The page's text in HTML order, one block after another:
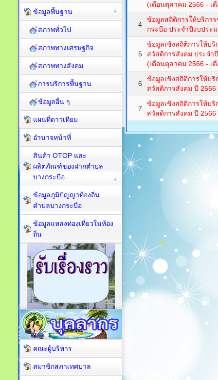
(เดือนตุลาคม 2566 - เ
4
ข้อมูลสถิติการให้บริกา
กระบือ ประจำปีงบประ
5
ข้อมูลเชิงสถิติการให้บ
สวัสดิการสังคม ประจ
(เดือนตุลาคม 2566 - เ
6
ข้อมูลเชิงสถิติการให้บ
สวัสดิการสังคม ปี
7
ข้อมูลเชิงสถิติการให้บ
สวัสดิการสังคม ปี
ข้อมูลพื้นฐาน
สภาพทั่วไป
สภาพทางเศรษฐกิจ
สภาพทางสังคม
การบริการพื้นฐาน
ข้อมูลอื่น ๆ
แผนที่ดาวเทียม
อำนาจหน้าที่
สินค้า OTOP และ
ผลิตภัณฑ์ของฝากตำบล
บางกระบือ
ข้อมูลภูมิปัญญาท้องถิ่น
ตำบลบางกระบือ
ข้อมูลแหล่งท่องเที่ยวในท้อง
ถิ่น
คณะผู้บริหาร
สมาชิกสภาเทศบาล